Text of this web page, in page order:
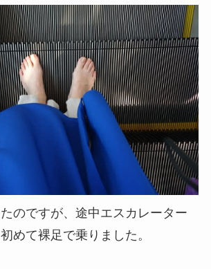
のですが、途中エスカレーター
めて裸足で乗りました。